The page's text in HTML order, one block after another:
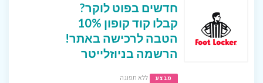
חדשים בפוט לוקר?
קבלו קוד קופון 10%
הטבה לרכישה באתר!
הרשמה בניוזלייטר
מבצע ללא תפוגה